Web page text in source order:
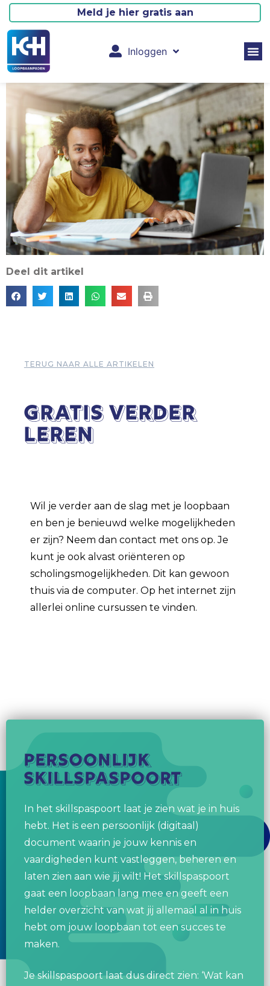
Inloggen
Meld je hier gratis aan
TERUG NAAR ALLE ARTIKELEN
Gratis verder
leren
Wil je verder aan de slag met je loopbaan
en ben je benieuwd welke mogelijkheden
er zijn? Neem dan contact met ons op. Je
kunt je ook alvast oriënteren op
scholingsmogelijkheden. Dit kan gewoon
thuis via de computer. Op het internet zijn
allerlei online cursussen te vinden.
Deel dit artikel
Persoonlijk
skillspaspoort
In het skillspaspoort laat je zien wat je in huis
hebt. Het is een persoonlijk (digitaal)
document waarin je jouw kennis en
vaardigheden kunt vastleggen, beheren en
laten zien aan wie jij wilt! Het skillspaspoort
gaat een loopbaan lang mee en geeft een
helder overzicht van wat jij allemaal al in huis
hebt om jouw loopbaan tot een succes te
maken.
Je skillspaspoort laat dus direct zien: ‘Wat kan